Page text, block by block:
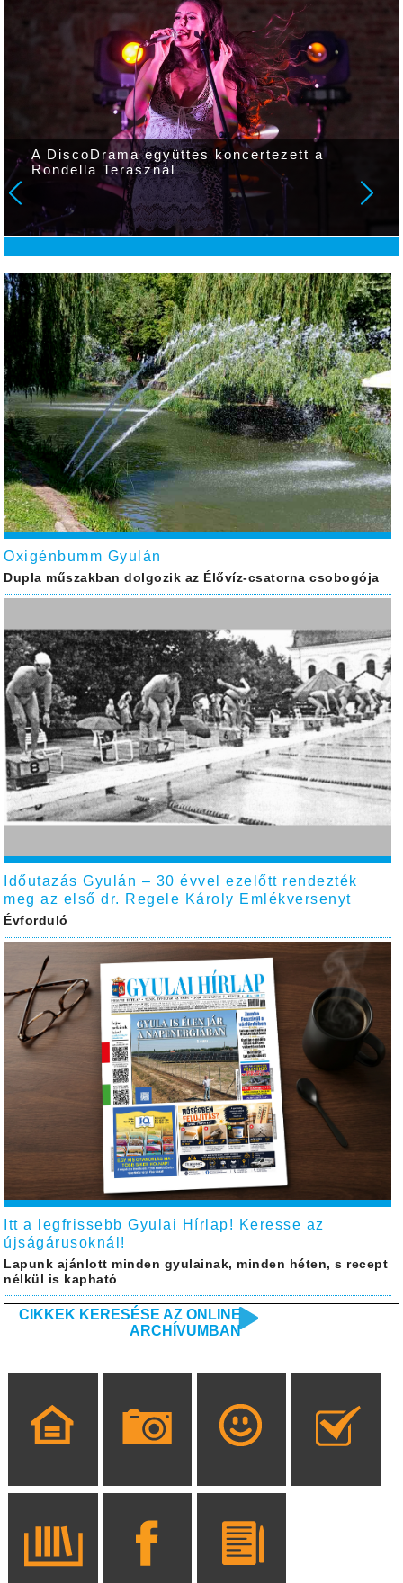
A DiscoDrama együttes koncertezett a
Rondella Terasznál
Oxigénbumm Gyulán
Dupla műszakban dolgozik az Élővíz-csatorna csobogója
Időutazás Gyulán – 30 évvel ezelőtt rendezték
meg az első dr. Regele Károly Emlékversenyt
Évforduló
Itt a legfrissebb Gyulai Hírlap! Keresse az
újságárusoknál!
Lapunk ajánlott minden gyulainak, minden héten, s recept
nélkül is kapható
CIKKEK KERESÉSE AZ ONLINE
ARCHÍVUMBAN